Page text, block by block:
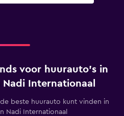
voor huurauto's in
Nadi Internationaal
beste huurauto kunt vinden in
Nadi Internationaal